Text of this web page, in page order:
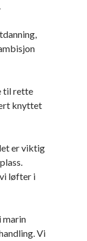
til rette
knyttet
er viktig
løfter i
marin
Vi